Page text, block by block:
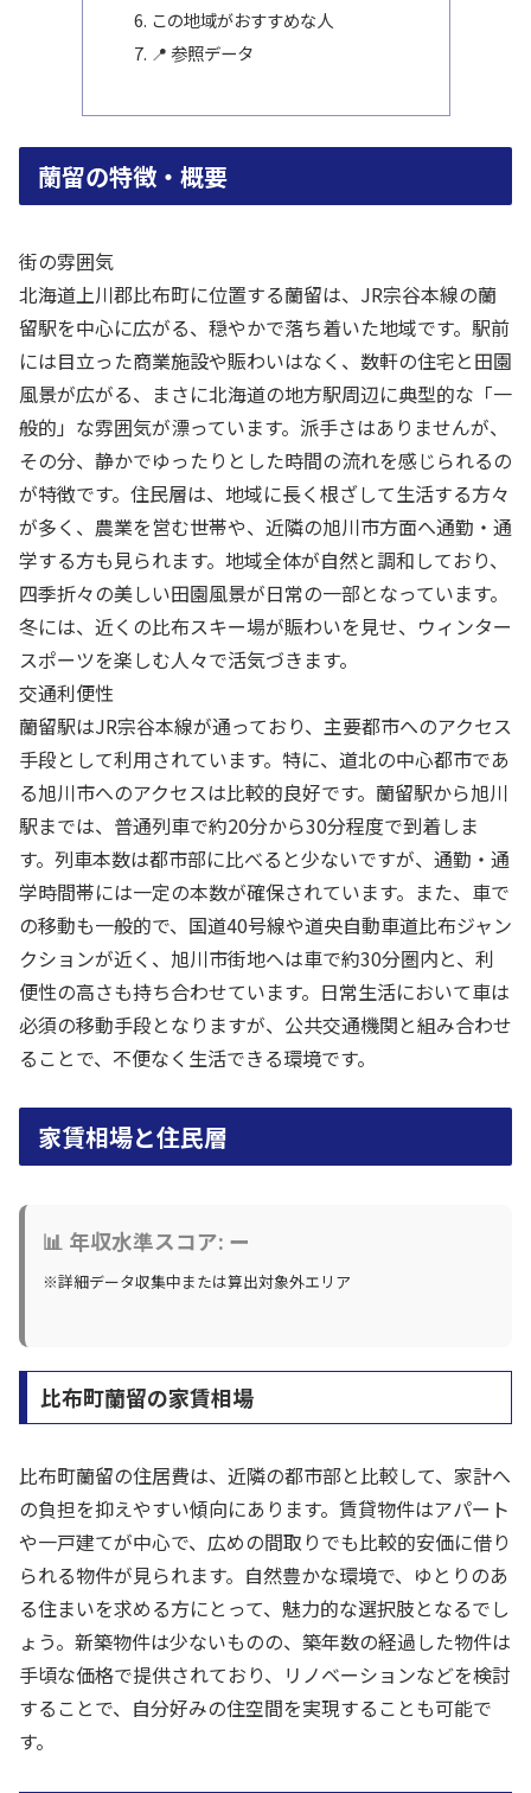
この地域がおすすめな人
📍 参照データ
蘭留の特徴・概要
街の雰囲気
北海道上川郡比布町に位置する蘭留は、JR宗谷本線の蘭
留駅を中心に広がる、穏やかで落ち着いた地域です。駅前
には目立った商業施設や賑わいはなく、数軒の住宅と田園
風景が広がる、まさに北海道の地方駅周辺に典型的な「一
般的」な雰囲気が漂っています。派手さはありませんが、
その分、静かでゆったりとした時間の流れを感じられるの
が特徴です。住民層は、地域に長く根ざして生活する方々
が多く、農業を営む世帯や、近隣の旭川市方面へ通勤・通
学する方も見られます。地域全体が自然と調和しており、
四季折々の美しい田園風景が日常の一部となっています。
冬には、近くの比布スキー場が賑わいを見せ、ウィンター
スポーツを楽しむ人々で活気づきます。
交通利便性
蘭留駅はJR宗谷本線が通っており、主要都市へのアクセス
手段として利用されています。特に、道北の中心都市であ
る旭川市へのアクセスは比較的良好です。蘭留駅から旭川
駅までは、普通列車で約20分から30分程度で到着しま
す。列車本数は都市部に比べると少ないですが、通勤・通
学時間帯には一定の本数が確保されています。また、車で
の移動も一般的で、国道40号線や道央自動車道比布ジャン
クションが近く、旭川市街地へは車で約30分圏内と、利
便性の高さも持ち合わせています。日常生活において車は
必須の移動手段となりますが、公共交通機関と組み合わせ
ることで、不便なく生活できる環境です。
家賃相場と住民層
📊 年収水準スコア: ー
※詳細データ収集中または算出対象外エリア
比布町蘭留の家賃相場
比布町蘭留の住居費は、近隣の都市部と比較して、家計へ
の負担を抑えやすい傾向にあります。賃貸物件はアパート
や一戸建てが中心で、広めの間取りでも比較的安価に借り
られる物件が見られます。自然豊かな環境で、ゆとりのあ
る住まいを求める方にとって、魅力的な選択肢となるでし
ょう。新築物件は少ないものの、築年数の経過した物件は
手頃な価格で提供されており、リノベーションなどを検討
することで、自分好みの住空間を実現することも可能で
す。